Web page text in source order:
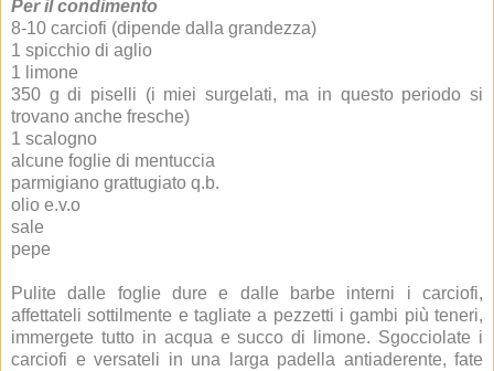
Per il condimento
8-10 carciofi (dipende dalla grandezza)
1 spicchio di aglio
1 limone
350 g di piselli (i miei surgelati, ma in questo periodo si
trovano anche fresche)
1 scalogno
alcune foglie di mentuccia
parmigiano grattugiato q.b.
olio e.v.o
sale
pepe
Pulite dalle foglie dure e dalle barbe interni i carciofi,
affettateli sottilmente e tagliate a pezzetti i gambi più teneri,
immergete tutto in acqua e succo di limone. Sgocciolate i
carciofi e versateli in una larga padella antiaderente, fate